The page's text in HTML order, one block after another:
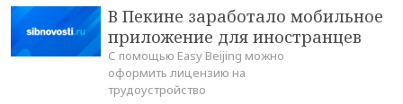
В Пекине заработало мобильное
приложение для иностранцев
С помощью Easy Beijing можно
оформить лицензию на
трудоустройство